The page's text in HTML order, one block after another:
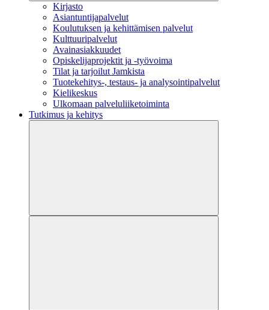
Kirjasto
Asiantuntijapalvelut
Koulutuksen ja kehittämisen palvelut
Kulttuuripalvelut
Avainasiakkuudet
Opiskelijaprojektit​ ja -työvoima
Tilat ja tarjoilut Jamkista
Tuotekehitys-, testaus- ja analysointipalvelut
Kielikeskus
Ulkomaan palveluliiketoiminta
Tutkimus ja kehitys